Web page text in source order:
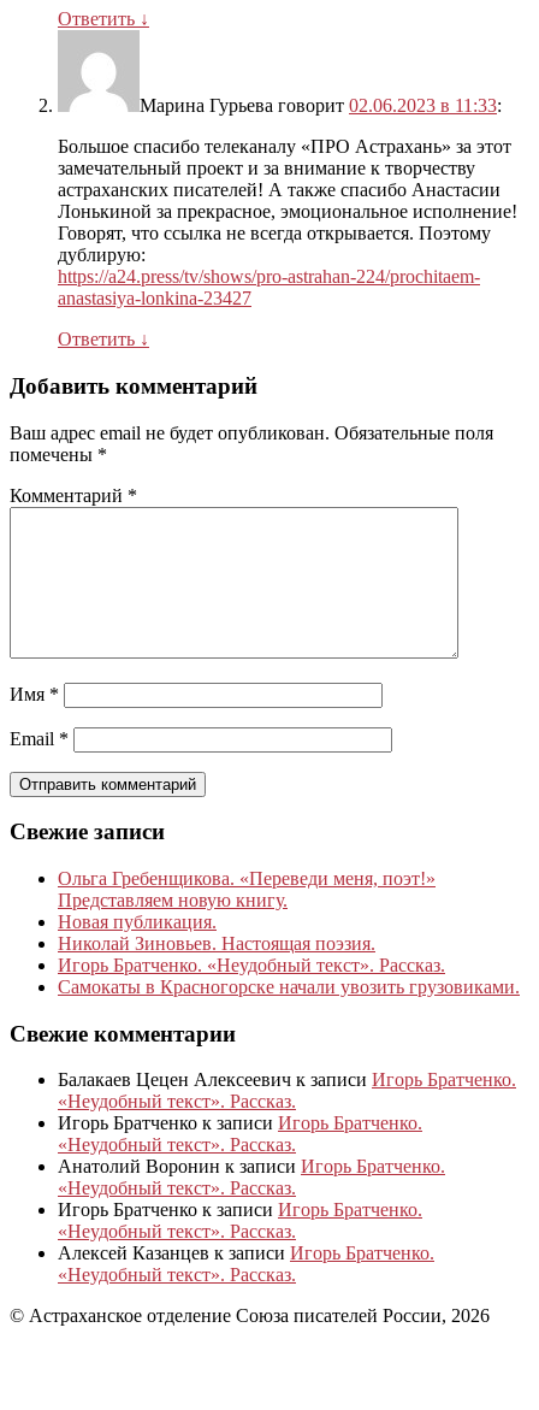
Ответить ↓
Марина Гурьева говорит 02.06.2023 в 11:33:
Большое спасибо телеканалу «ПРО Астрахань» за этот
замечательный проект и за внимание к творчеству
астраханских писателей! А также спасибо Анастасии
Лонькиной за прекрасное, эмоциональное исполнение!
Говорят, что ссылка не всегда открывается. Поэтому
дублирую:
https://a24.press/tv/shows/pro-astrahan-224/prochitaem-
anastasiya-lonkina-23427
Ответить ↓
Добавить комментарий
Ваш адрес email не будет опубликован. Обязательные поля
помечены *
Комментарий *
Имя *
Email *
Свежие записи
Ольга Гребенщикова. «Переведи меня, поэт!»
Представляем новую книгу.
Новая публикация.
Николай Зиновьев. Настоящая поэзия.
Игорь Братченко. «Неудобный текст». Рассказ.
Самокаты в Красногорске начали увозить грузовиками.
Свежие комментарии
Балакаев Цецен Алексеевич к записи Игорь Братченко.
«Неудобный текст». Рассказ.
Игорь Братченко к записи Игорь Братченко.
«Неудобный текст». Рассказ.
Анатолий Воронин к записи Игорь Братченко.
«Неудобный текст». Рассказ.
Игорь Братченко к записи Игорь Братченко.
«Неудобный текст». Рассказ.
Алексей Казанцев к записи Игорь Братченко.
«Неудобный текст». Рассказ.
© Астраханское отделение Союза писателей России, 2026